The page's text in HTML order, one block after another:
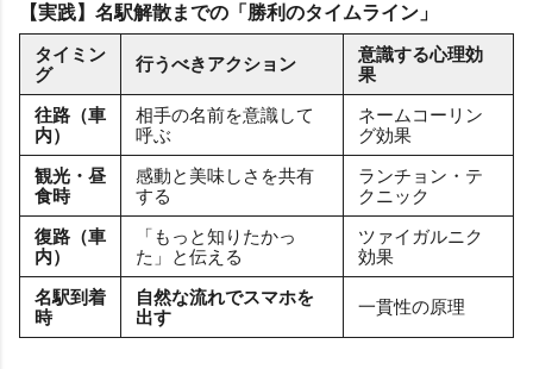
【実践】名駅解散までの「勝利のタイムライン」
タイミン
グ
行うべきアクション
意識する心理効
果
往路（車
内）
相手の名前を意識して
呼ぶ
ネームコーリン
グ効果
観光・昼
食時
感動と美味しさを共有
する
ランチョン・テ
クニック
復路（車
内）
「もっと知りたかっ
た」と伝える
ツァイガルニク
効果
名駅到着
時
自然な流れでスマホを
出す
一貫性の原理